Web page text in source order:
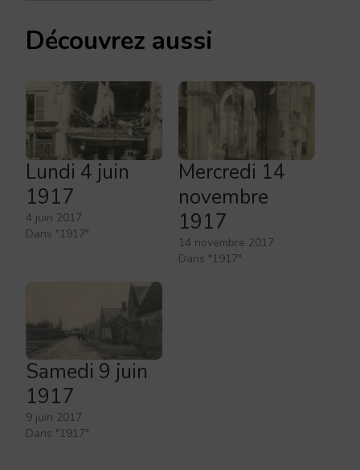
Découvrez aussi
Lundi 4 juin
1917
4 juin 2017
Dans "1917"
Mercredi 14
novembre
1917
14 novembre 2017
Dans "1917"
Samedi 9 juin
1917
9 juin 2017
Dans "1917"